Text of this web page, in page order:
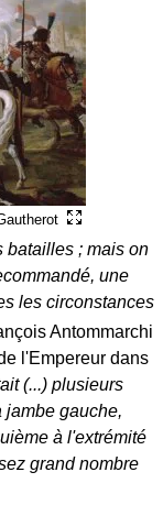
batailles ; mais on
une
les circonstances
Antommarchi
l'Empereur dans
(...) plusieurs
jambe gauche,
à l'extrémité
grand nombre